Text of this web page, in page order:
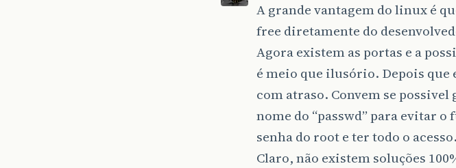
A grande vantagem do linux é
free diretamente do
Agora existem as portas e a
é meio que ilusório. Depois que
com atraso. Convem se
nome do “passwd” para evitar
senha do root e ter todo o
Claro, não existem soluções